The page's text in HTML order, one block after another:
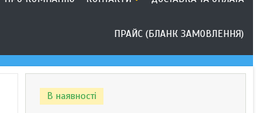
ПРАЙС (БЛАНК ЗАМОВЛЕННЯ)
В наявності